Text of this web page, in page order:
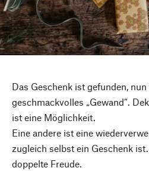
Das Geschenk ist gefunden,
geschmackvolles „Gewand“.
ist eine Möglichkeit.
Eine andere ist eine
zugleich selbst ein Geschenk
doppelte Freude.